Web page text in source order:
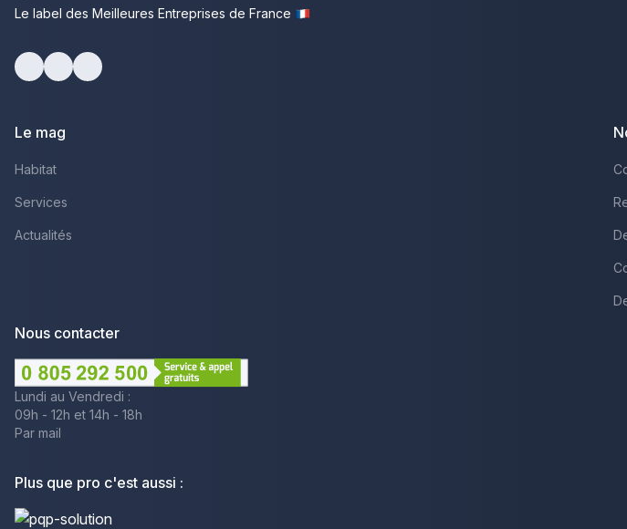
Le label des Meilleures Entreprises de France
Le mag
Habitat
Services
Actualités
Nous contacter
Lundi au Vendredi :
09h - 12h et 14h - 18h
Par mail
Plus que pro c'est aussi :